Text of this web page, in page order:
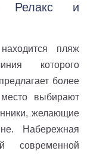
Релакс и
пляж
которого
более
выбирают
желающие
Набережная
современной